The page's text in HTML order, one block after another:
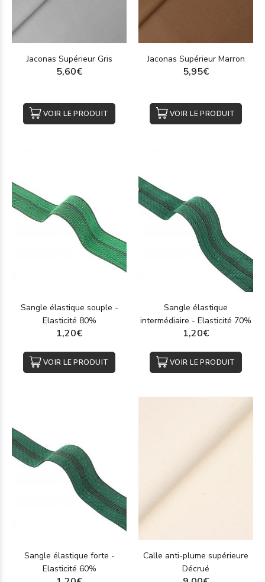
Jaconas Supérieur Gris
5,60€
VOIR LE PRODUIT
Jaconas Supérieur Marron
5,95€
VOIR LE PRODUIT
Sangle élastique souple -
Elasticité 80%
1,20€
VOIR LE PRODUIT
Sangle élastique
intermédiaire - Elasticité 70%
1,20€
VOIR LE PRODUIT
Sangle élastique forte -
Elasticité 60%
Calle anti-plume supérieure
Décrué